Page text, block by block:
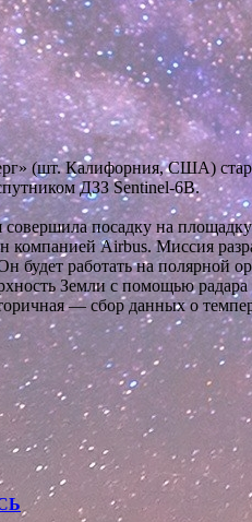
(шт. Калифорния, США)
ДЗЗ Sentinel-6B.
совершила посадку на
Airbus. Миссия
работать на полярной
Земли с помощью радара
— сбор данных о